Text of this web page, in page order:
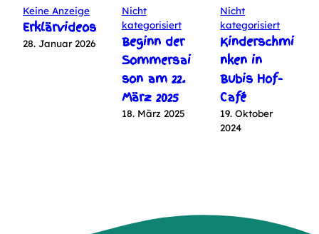
Keine Anzeige
Erklärvideos
28. Januar 2026
Nicht
kategorisiert
Beginn der
Sommersai
son am 22.
März 2025
18. März 2025
Nicht
kategorisiert
Kinderschmi
nken in
Bubis Hof-
Café
19. Oktober
2024